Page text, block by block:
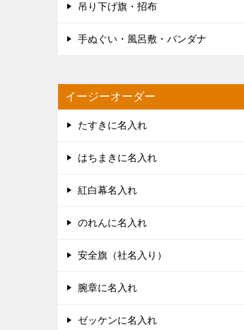
吊り下げ旗・招布
手ぬぐい・風呂敷・バンダナ
イージーオーダー
たすきに名入れ
はちまきに名入れ
紅白幕名入れ
のれんに名入れ
安全旗（社名入り）
腕章に名入れ
ゼッケンに名入れ